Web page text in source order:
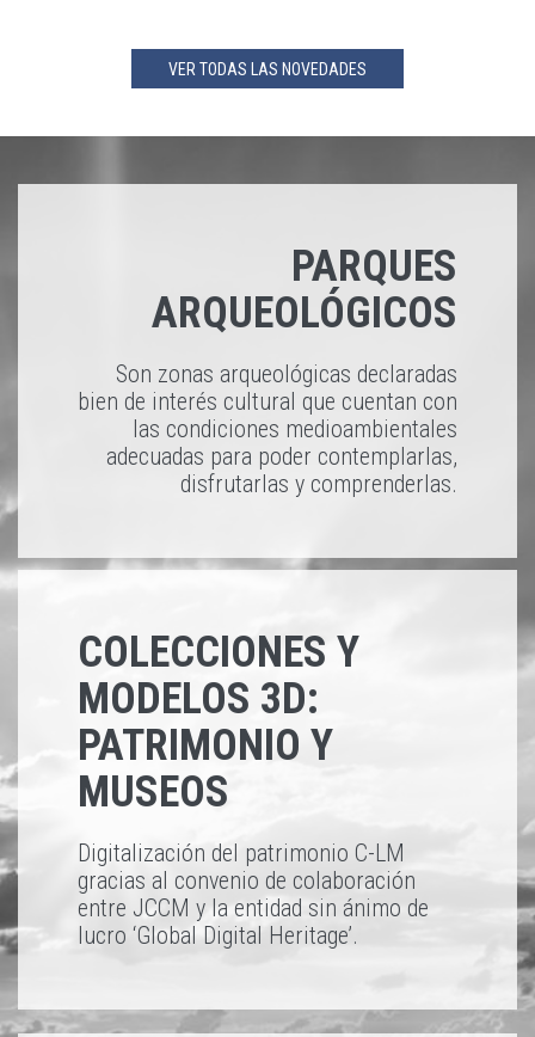
VER TODAS LAS NOVEDADES
PARQUES
ARQUEOLÓGICOS
Son zonas arqueológicas declaradas
bien de interés cultural que cuentan con
las condiciones medioambientales
adecuadas para poder contemplarlas,
disfrutarlas y comprenderlas.
COLECCIONES Y
MODELOS 3D:
PATRIMONIO Y
MUSEOS
Digitalización del patrimonio C-LM
gracias al convenio de colaboración
entre JCCM y la entidad sin ánimo de
lucro ‘Global Digital Heritage’.